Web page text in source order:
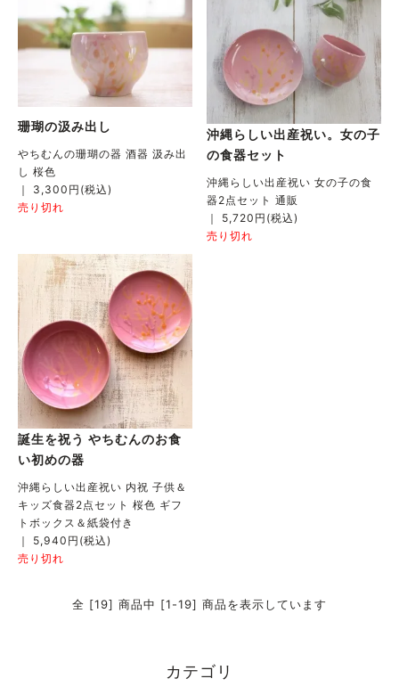
珊瑚の汲み出し
やちむんの珊瑚の器 酒器 汲み出
し 桜色
｜ 3,300円(税込)
売り切れ
沖縄らしい出産祝い。女の子
の食器セット
沖縄らしい出産祝い 女の子の食
器2点セット 通販
｜ 5,720円(税込)
売り切れ
誕生を祝う やちむんのお食
い初めの器
沖縄らしい出産祝い 内祝 子供＆
キッズ食器2点セット 桜色 ギフ
トボックス＆紙袋付き
｜ 5,940円(税込)
売り切れ
全 [19] 商品中 [1-19] 商品を表示しています
カテゴリ